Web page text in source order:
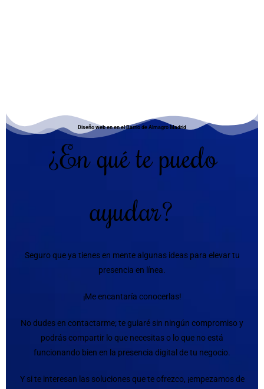
Diseño web en en el Barrio de Almagro Madrid
¿En qué te puedo
ayudar?
Seguro que ya tienes en mente algunas ideas para elevar tu
presencia en línea.
¡Me encantaría conocerlas!
No dudes en contactarme; te guiaré sin ningún compromiso y
podrás compartir lo que necesitas o lo que no está
funcionando bien en la presencia digital de tu negocio.
Y si te interesan las soluciones que te ofrezco, ¡empezamos de